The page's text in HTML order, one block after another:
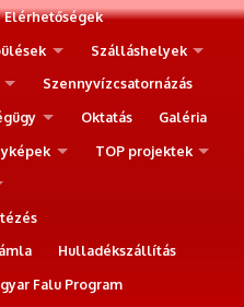
Elérhetőségek
Szálláshelyek
Szennyvízcsatornázás
Oktatás
Galéria
TOP projektek
Hulladékszállítás
Falu Program